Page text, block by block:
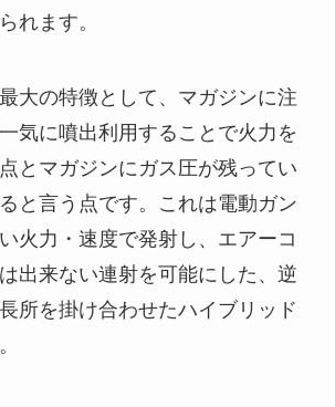
れます。
大の特徴として、マガジンに注
気に噴出利用することで火力を
とマガジンにガス圧が残ってい
と言う点です。これは電動ガン
火力・速度で発射し、エアーコ
出来ない連射を可能にした、逆
所を掛け合わせたハイブリッド